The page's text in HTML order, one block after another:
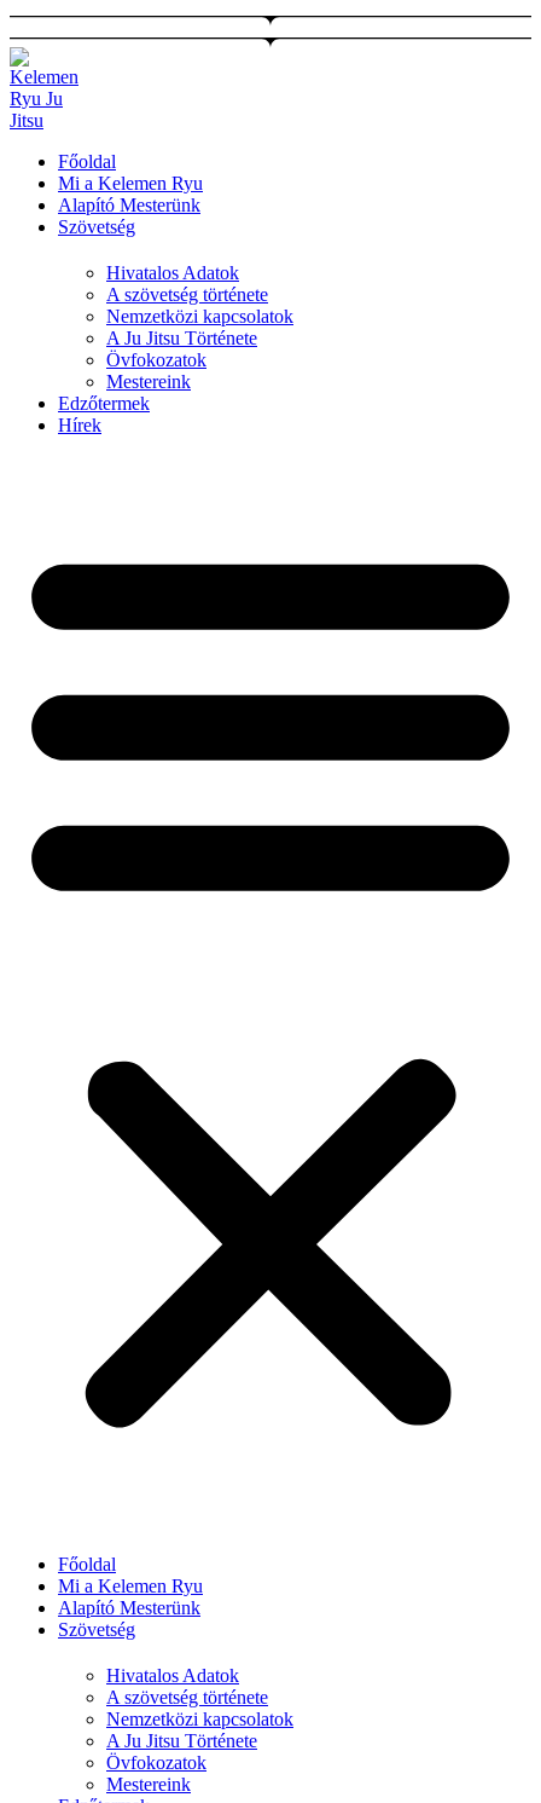
Ugrás
a
tartalomhoz
Főoldal
Mi a Kelemen Ryu
Alapító Mesterünk
Szövetség
Hivatalos Adatok
A szövetség története
Nemzetközi kapcsolatok
A Ju Jitsu Története
Övfokozatok
Mestereink
Edzőtermek
Hírek
Főoldal
Mi a Kelemen Ryu
Alapító Mesterünk
Szövetség
Hivatalos Adatok
A szövetség története
Nemzetközi kapcsolatok
A Ju Jitsu Története
Övfokozatok
Mestereink